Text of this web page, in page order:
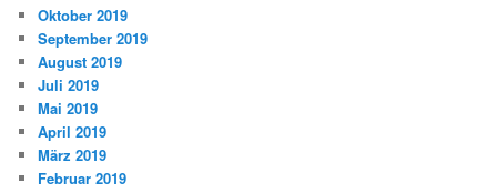
Oktober 2019
September 2019
August 2019
Juli 2019
Mai 2019
April 2019
März 2019
Februar 2019